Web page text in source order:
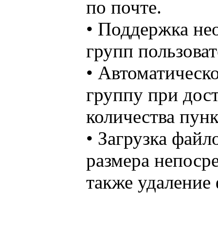
по почте.
• Поддержка
групп
•
группу при
количества
• Загрузка
размера
также удаление